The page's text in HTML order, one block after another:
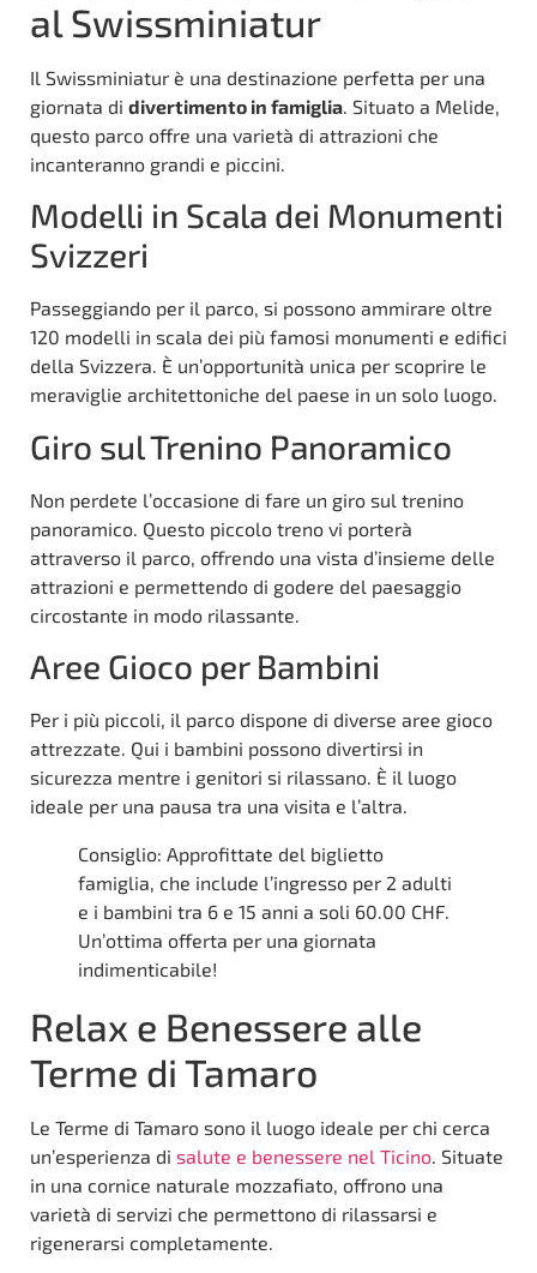
al Swissminiatur
Il Swissminiatur è una destinazione perfetta per una
giornata di divertimento in famiglia. Situato a Melide,
questo parco offre una varietà di attrazioni che
incanteranno grandi e piccini.
Modelli in Scala dei Monumenti
Svizzeri
Passeggiando per il parco, si possono ammirare oltre
120 modelli in scala dei più famosi monumenti e edifici
della Svizzera. È un’opportunità unica per scoprire le
meraviglie architettoniche del paese in un solo luogo.
Giro sul Trenino Panoramico
Non perdete l’occasione di fare un giro sul trenino
panoramico. Questo piccolo treno vi porterà
attraverso il parco, offrendo una vista d’insieme delle
attrazioni e permettendo di godere del paesaggio
circostante in modo rilassante.
Aree Gioco per Bambini
Per i più piccoli, il parco dispone di diverse aree gioco
attrezzate. Qui i bambini possono divertirsi in
sicurezza mentre i genitori si rilassano. È il luogo
ideale per una pausa tra una visita e l’altra.
Consiglio: Approfittate del biglietto
famiglia, che include l’ingresso per 2 adulti
e i bambini tra 6 e 15 anni a soli 60.00 CHF.
Un’ottima offerta per una giornata
indimenticabile!
Relax e Benessere alle
Terme di Tamaro
Le Terme di Tamaro sono il luogo ideale per chi cerca
un’esperienza di salute e benessere nel Ticino. Situate
in una cornice naturale mozzafiato, offrono una
varietà di servizi che permettono di rilassarsi e
rigenerarsi completamente.